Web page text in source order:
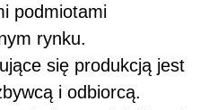
podmiotami
rynku.
się produkcją jest
i odbiorcą.